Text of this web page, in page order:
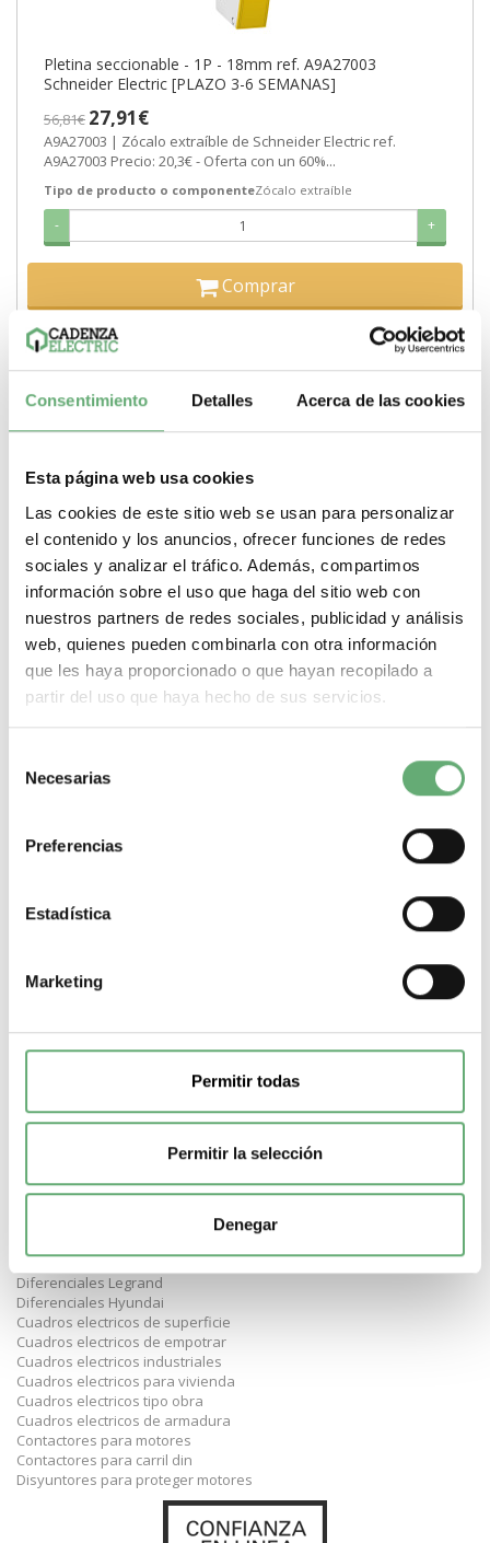
Consentimiento Detalles Acerca de las cookies
Esta página web usa cookies
Las cookies de este sitio web se usan para personalizar
el contenido y los anuncios, ofrecer funciones de redes
sociales y analizar el tráfico. Además, compartimos
información sobre el uso que haga del sitio web con
nuestros partners de redes sociales, publicidad y análisis
web, quienes pueden combinarla con otra información
que les haya proporcionado o que hayan recopilado a
partir del uso que haya hecho de sus servicios.
Necesarias
Preferencias
Estadística
Marketing
Permitir todas
Permitir la selección
Denegar
Pletina seccionable - 1P - 18mm ref. A9A27003
Schneider Electric [PLAZO 3-6 SEMANAS]
56,81€ 27,91€
A9A27003 | Zócalo extraíble de Schneider Electric ref.
A9A27003 Precio: 20,3€ - Oferta con un 60%...
Tipo de producto o componenteZócalo extraíble
- +
Comprar
MÁS DETALLES ACERCA DE...
Zócalo extraíble Acti 9 iC60LMA
Zócalo extraíble Acti 9 iC60LMA de Schneider Electric. Encuentra
internet en Cadenza Electric. Tenemos todo tipo de Zócalo extraíble
Acti 9 iC60LMA en nuestro almacén de material eléctrico. Nuestra
tienda de material eléctrico es el distribuidor Schneider pensado
para hacer de tus compras de material eléctrico un proceso rápido,
sencillo, seguro, y con la mejor oferta de internet.
Filtrar por
¿Que necesitas? A continuación te dejamos lo más
buscado:
Magnetotermicos de 1 p+n
Magnetotermicos de 3 polos
Magnetotermicos de 4 polos
Magnetotermicos de 10kA
Magnetotermicos Hager
Magnetotermicos de 10A
Magnetotermicos de 25A
Magnetotermicos de 63A
Diferenciales de 30mA
Diferenciales de 300mA
Diferenciales de 2 polos
Diferenciales de 4 polos
Diferenciales Superinmunizados
Diferenciales Hager
Diferenciales Legrand
Diferenciales Hyundai
Cuadros electricos de superficie
Cuadros electricos de empotrar
Cuadros electricos industriales
Cuadros electricos para vivienda
Cuadros electricos tipo obra
Cuadros electricos de armadura
Contactores para motores
Contactores para carril din
Disyuntores para proteger motores